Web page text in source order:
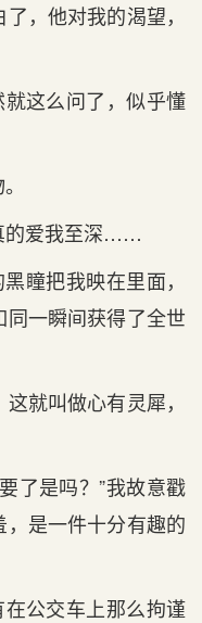
，他对我的渴望，
这么问了，似乎懂
的爱我至深……
瞳把我映在里面，
一瞬间获得了全世
就叫做心有灵犀，
了是吗？”我故意戳
是一件十分有趣的
公交车上那么拘谨